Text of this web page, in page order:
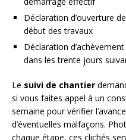
Déclaration d’ouverture
début des travaux
Déclaration
dans les trente jours
Le suivi de chantier
si vous faites appel à un
semaine pour vérifier
d’éventuelles malfaçons.
chaque étape, ces clichés